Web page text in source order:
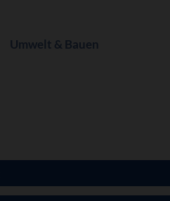
Umwelt & Bauen